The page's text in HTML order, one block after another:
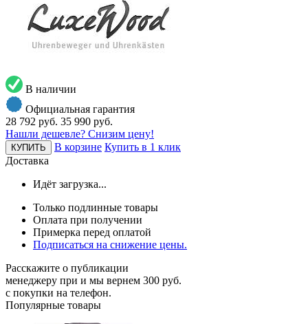
В наличии
Официальная гарантия
28 792 руб. 35 990 руб.
Нашли дешевле? Снизим цену!
КУПИТЬ В корзине Купить в 1 клик
Доставка
Идёт загрузка...
Только подлинные товары
Оплата при получении
Примерка перед оплатой
Подписаться на снижение цены.
Расскажите о публикации
менеджеру при и мы вернем 300 руб.
с покупки на телефон.
Популярные товары